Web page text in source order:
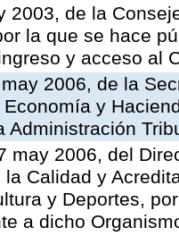
2003, de la
la que se hace
y acceso al
2006, de la
y
Administración
may 2006, del
la Calidad y
y Deportes,
a dicho